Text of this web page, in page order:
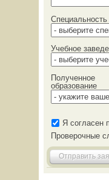
Специальность
Учебное
Полученное
образование
Я согласен
Проверочные
Отправить